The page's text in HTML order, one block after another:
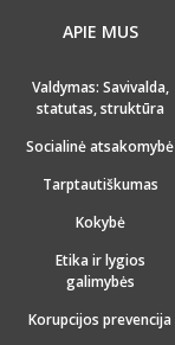
APIE MUS
Valdymas: Savivalda,
statutas, struktūra
Socialinė atsakomybė
Tarptautiškumas
Kokybė
Etika ir lygios
galimybės
Korupcijos prevencija